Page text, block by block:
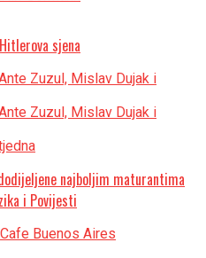
sjena
najboljim maturantima
i Povijesti